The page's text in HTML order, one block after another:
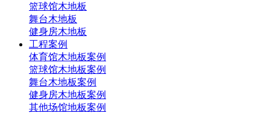
篮球馆木地板
舞台木地板
健身房木地板
工程案例
体育馆木地板案例
篮球馆木地板案例
舞台木地板案例
健身房木地板案例
其他场馆地板案例